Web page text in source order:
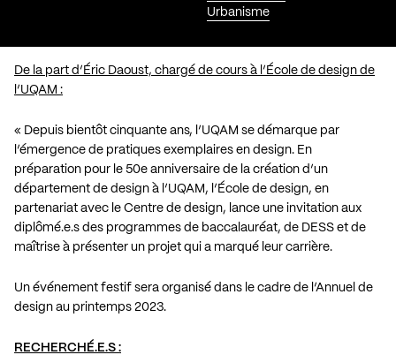
Urbanisme
De la part d’Éric Daoust, chargé de cours à l’École de design de
l’UQAM :
« Depuis bientôt cinquante ans, l’UQAM se démarque par
l’émergence de pratiques exemplaires en design. En
préparation pour le 50e anniversaire de la création d’un
département de design à l’UQAM, l’École de design, en
partenariat avec le Centre de design, lance une invitation aux
diplômé.e.s des programmes de baccalauréat, de DESS et de
maîtrise à présenter un projet qui a marqué leur carrière.
Un événement festif sera organisé dans le cadre de l’Annuel de
design au printemps 2023.
RECHERCHÉ.E.S :